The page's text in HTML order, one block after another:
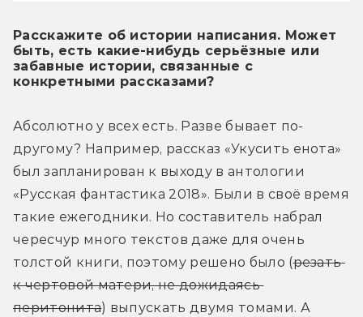
Расскажите об истории написания. Может
быть, есть какие-нибудь серьёзные или
забавные истории, связанные с
конкретными рассказами?
Абсолютно у всех есть. Разве бывает по-
другому? Например, рассказ «Укусить енота»
был запланирован к выходу в антологии
«Русская фантастика 2018». Были в своё время
такие ежегодники. Но составитель набрал
чересчур много текстов даже для очень
толстой книги, поэтому решено было (резать
к чертовой матери, не дожидаясь
перитонита) выпускать двумя томами. А